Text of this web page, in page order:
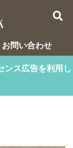
お問い合わせ
ンス広告を利用し